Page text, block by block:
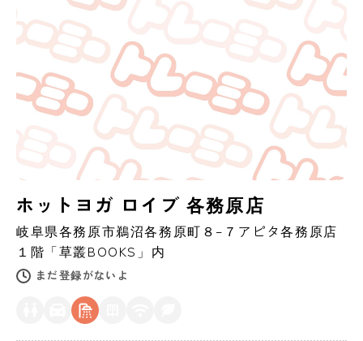
ホットヨガ ロイブ 各務原店
岐阜県各務原市鵜沼各務原町８–７アピタ各務原店
１階「草叢BOOKS」内
まだ登録がないよ